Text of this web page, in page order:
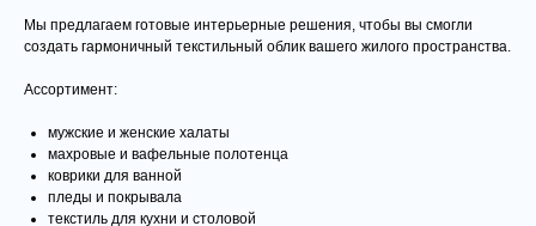
Мы предлагаем готовые интерьерные решения, чтобы вы смогли
создать гармоничный текстильный облик вашего жилого пространства.
Ассортимент:
мужские и женские халаты
махровые и вафельные полотенца
коврики для ванной
пледы и покрывала
текстиль для кухни и столовой